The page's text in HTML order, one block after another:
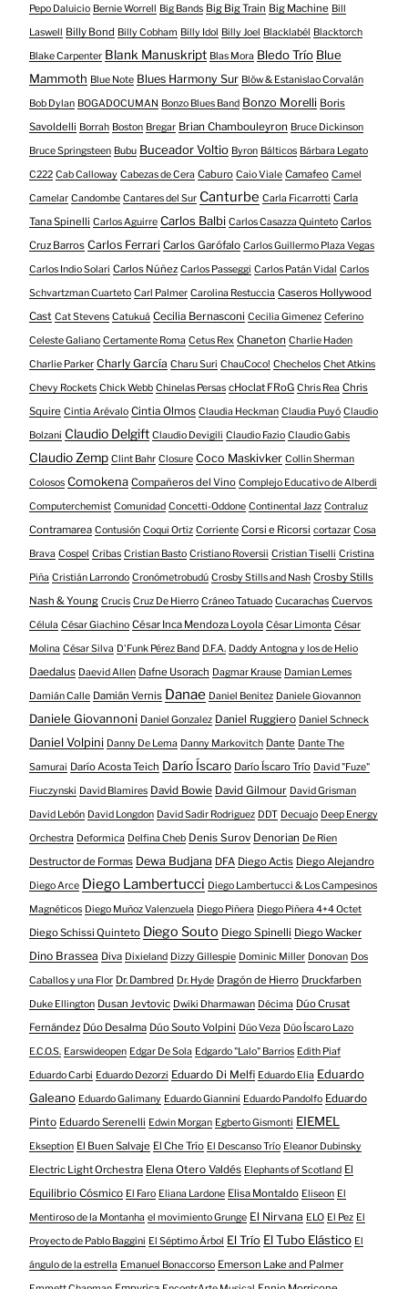
Pepo Daluicio Bernie Worrell Big Bands Big Big Train Big Machine Bill
Laswell Billy Bond Billy Cobham Billy Idol Billy Joel Blacklabél Blacktorch
Blake Carpenter Blank Manuskript Blas Mora Bledo Trío Blue
Mammoth Blue Note Blues Harmony Sur Blöw & Estanislao Corvalán
Bob Dylan BOGADOCUMAN Bonzo Blues Band Bonzo Morelli Boris
Savoldelli Borrah Boston Bregar Brian Chambouleyron Bruce Dickinson
Bruce Springsteen Bubu Buceador Voltio Byron Bálticos Bárbara Legato
C222 Cab Calloway Cabezas de Cera Caburo Caio Viale Camafeo Camel
Camelar Candombe Cantares del Sur Canturbe Carla Ficarrotti Carla
Tana Spinelli Carlos Aguirre Carlos Balbi Carlos Casazza Quinteto Carlos
Cruz Barros Carlos Ferrari Carlos Garófalo Carlos Guillermo Plaza Vegas
Carlos Indio Solari Carlos Núñez Carlos Passeggi Carlos Patán Vidal Carlos
Schvartzman Cuarteto Carl Palmer Carolina Restuccia Caseros Hollywood
Cast Cat Stevens Catukuá Cecilia Bernasconi Cecilia Gimenez Ceferino
Celeste Galiano Certamente Roma Cetus Rex Chaneton Charlie Haden
Charlie Parker Charly García Charu Suri ChauCoco! Chechelos Chet Atkins
Chevy Rockets Chick Webb Chinelas Persas cHoclat FRoG Chris Rea Chris
Squire Cintia Arévalo Cintia Olmos Claudia Heckman Claudia Puyó Claudio
Bolzani Claudio Delgift Claudio Devigili Claudio Fazio Claudio Gabis
Claudio Zemp Clint Bahr Closure Coco Maskivker Collin Sherman
Colosos Comokena Compañeros del Vino Complejo Educativo de Alberdi
Computerchemist Comunidad Concetti-Oddone Continental Jazz Contraluz
Contramarea Contusión Coqui Ortiz Corriente Corsi e Ricorsi cortazar Cosa
Brava Cospel Cribas Cristian Basto Cristiano Roversii Cristian Tiselli Cristina
Piña Cristián Larrondo Cronómetrobudú Crosby Stills and Nash Crosby Stills
Nash & Young Crucis Cruz De Hierro Cráneo Tatuado Cucarachas Cuervos
Célula César Giachino César Inca Mendoza Loyola César Limonta César
Molina César Silva D'Funk Pérez Band D.F.A. Daddy Antogna y los de Helio
Daedalus Daevid Allen Dafne Usorach Dagmar Krause Damian Lemes
Damián Calle Damián Vernis Danae Daniel Benitez Daniele Giovannon
Daniele Giovannoni Daniel Gonzalez Daniel Ruggiero Daniel Schneck
Daniel Volpini Danny De Lema Danny Markovitch Dante Dante The
Samurai Darío Acosta Teich Darío Íscaro Darío Íscaro Trío David "Fuze"
Fiuczynski David Blamires David Bowie David Gilmour David Grisman
David Lebón David Longdon David Sadir Rodriguez DDT Decuajo Deep Energy
Orchestra Deformica Delfina Cheb Denis Surov Denorian De Rien
Destructor de Formas Dewa Budjana DFA Diego Actis Diego Alejandro
Diego Arce Diego Lambertucci Diego Lambertucci & Los Campesinos
Magnéticos Diego Muñoz Valenzuela Diego Piñera Diego Piñera 4+4 Octet
Diego Schissi Quinteto Diego Souto Diego Spinelli Diego Wacker
Dino Brassea Diva Dixieland Dizzy Gillespie Dominic Miller Donovan Dos
Caballos y una Flor Dr. Dambred Dr. Hyde Dragón de Hierro Druckfarben
Duke Ellington Dusan Jevtovic Dwiki Dharmawan Décima Dúo Crusat
Fernández Dúo Desalma Dúo Souto Volpini Dúo Veza Dúo Íscaro Lazo
E.C.O.S. Earswideopen Edgar De Sola Edgardo "Lalo" Barrios Edith Piaf
Eduardo Carbi Eduardo Dezorzi Eduardo Di Melfi Eduardo Elia Eduardo
Galeano Eduardo Galimany Eduardo Giannini Eduardo Pandolfo Eduardo
Pinto Eduardo Serenelli Edwin Morgan Egberto Gismonti EIEMEL
Ekseption El Buen Salvaje El Che Trío El Descanso Trío Eleanor Dubinsky
Electric Light Orchestra Elena Otero Valdés Elephants of Scotland El
Equilibrio Cósmico El Faro Eliana Lardone Elisa Montaldo Eliseon El
Mentiroso de la Montanha el movimiento Grunge El Nirvana ELO El Pez El
Proyecto de Pablo Baggini El Séptimo Árbol El Trío El Tubo Elástico El
ángulo de la estrella Emanuel Bonaccorso Emerson Lake and Palmer